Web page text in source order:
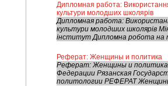
Дипломная работа:
культури молодших школярів
Дипломная работа:
культури молодших школярів
інститут Дипломна робота на
Реферат: Женщины и политика
Реферат: Женщины и политика
Федерации Рязанская
политологии РЕФЕРАТ